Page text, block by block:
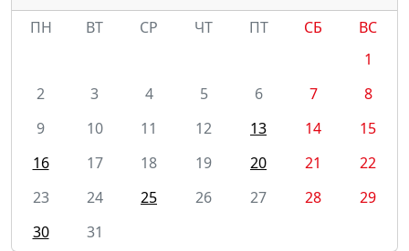
ПН
ВТ СР ЧТ ПТ СБ
ВС
1
2
3 4 5 6 7
8
9
10 11 12 13 14
15
16
17 18 19 20 21
22
23
24 25 26 27 28
29
30
31